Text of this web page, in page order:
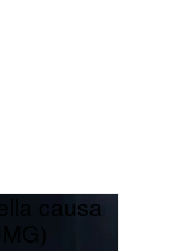
causa